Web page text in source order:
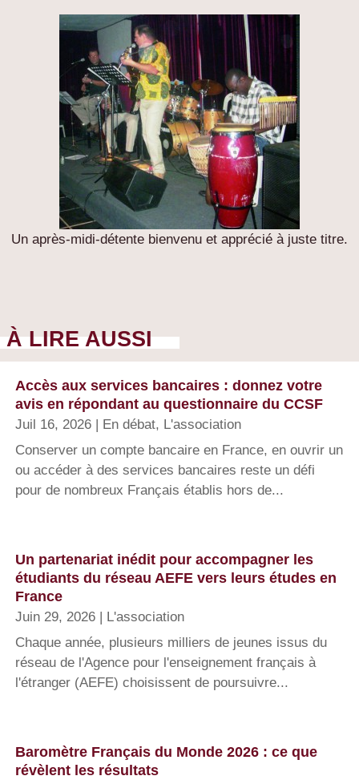
Un après-midi-détente bienvenu et apprécié à juste titre.
À LIRE AUSSI
Accès aux services bancaires : donnez votre
avis en répondant au questionnaire du CCSF
Juil 16, 2026 En débat, L'association
Conserver un compte bancaire en France, en ouvrir un
ou accéder à des services bancaires reste un défi
pour de nombreux Français établis hors de...
Un partenariat inédit pour accompagner les
étudiants du réseau AEFE vers leurs études en
France
Juin 29, 2026
L'association
Chaque année, plusieurs milliers de jeunes issus du
réseau de l'Agence pour l'enseignement français à
l'étranger (AEFE) choisissent de poursuivre...
Baromètre Français du Monde 2026 : ce que
révèlent les résultats